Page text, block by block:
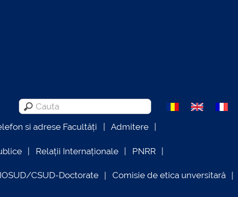
si adrese Facultăți Admitere
Relații Internaționale PNRR
IOSUD/CSUD-Doctorate Comisie de etica unversitară